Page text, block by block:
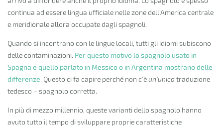
continua ad essere lingua ufficiale nelle zone dell’America centrale
e meridionale allora occupate dagli spagnoli.
Quando si incontrano con le lingue locali, tutti gli idiomi subiscono
delle contaminazioni. Per questo motivo lo spagnolo usato in
Spagna e quello parlato in Messico o in Argentina mostrano delle
differenze. Questo ci fa capire perché non c’èun’unica traduzione
tedesco – spagnolo corretta.
In più di mezzo millennio, queste varianti dello spagnolo hanno
avuto tutto il tempo di sviluppare proprie caratteristiche